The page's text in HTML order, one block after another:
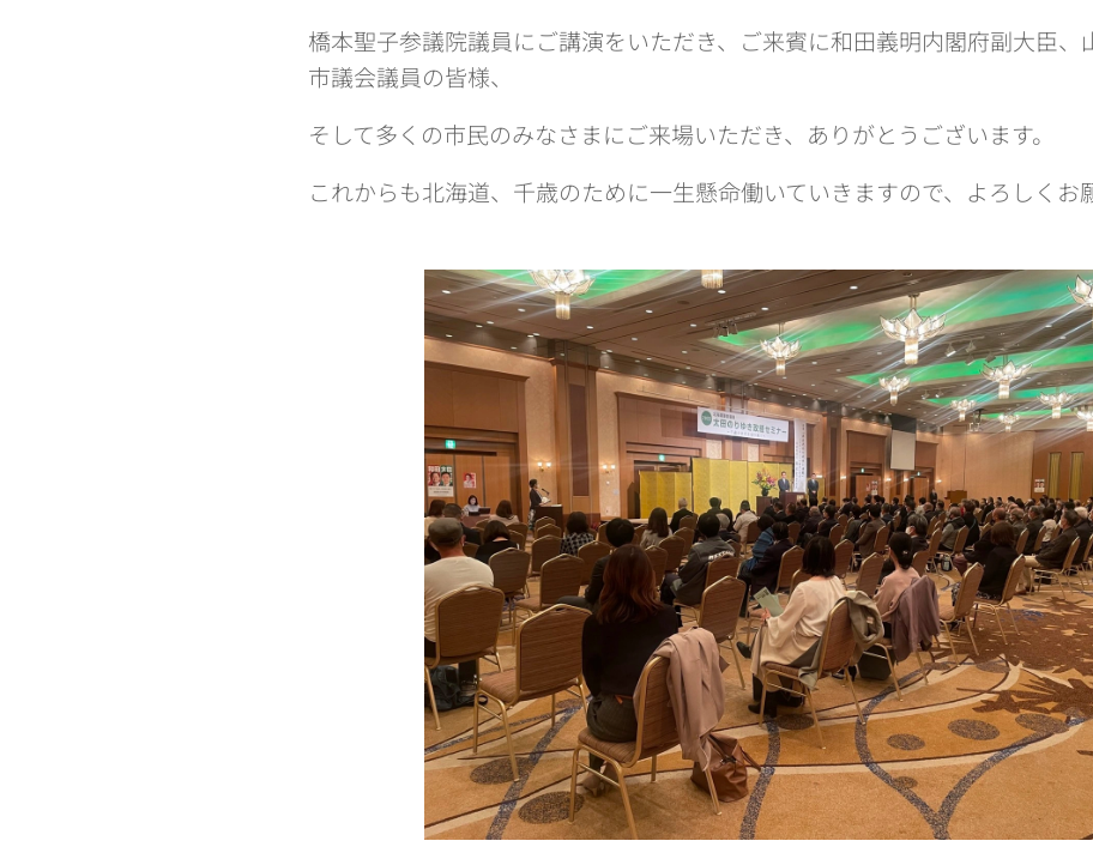
橋本聖子参議院議員にご講演をいただき、ご来賓に和田義明内閣府副大臣、
市議会議員の皆様、
そして多くの市民のみなさまにご来場いただき、ありがとうございます。
これからも北海道、千歳のために一生懸命働いていきますので、よろしくお